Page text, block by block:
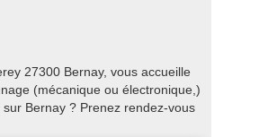
27300 Bernay, vous accueille
(mécanique ou électronique,)
Bernay ? Prenez rendez-vous